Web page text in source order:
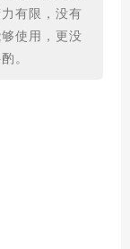
有限，没有
使用，更没
。